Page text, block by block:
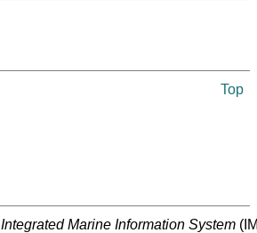
Top
Integrated Marine Information System